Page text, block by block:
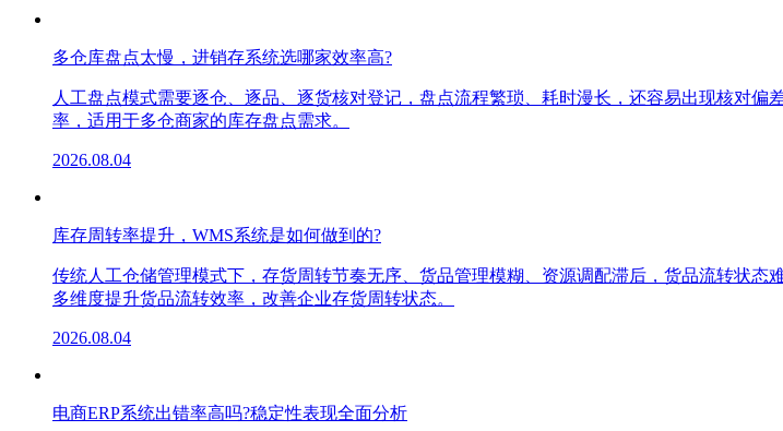
多仓库盘点太慢，进销存系统选哪家效率高?
人工盘点模式需要逐仓、逐品、逐货核对登记，盘点流程繁琐、耗时漫长，还容易出现核对
率，适用于多仓商家的库存盘点需求。
2026.08.04
库存周转率提升，WMS系统是如何做到的?
传统人工仓储管理模式下，存货周转节奏无序、货品管理模糊、资源调配滞后，货品流转状
多维度提升货品流转效率，改善企业存货周转状态。
2026.08.04
电商ERP系统出错率高吗?稳定性表现全面分析